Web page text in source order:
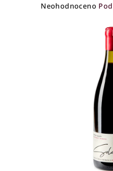
Průměrné
Neohodnoceno